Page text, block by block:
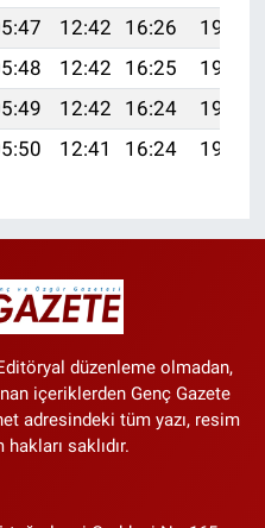
12:42 16:26
19:27
12:42 16:25
19:25
12:42 16:24
19:24
12:41 16:24 19:23
düzenleme olmadan,
içeriklerden Genç Gazete
adresindeki tüm yazı, resim
saklıdır.